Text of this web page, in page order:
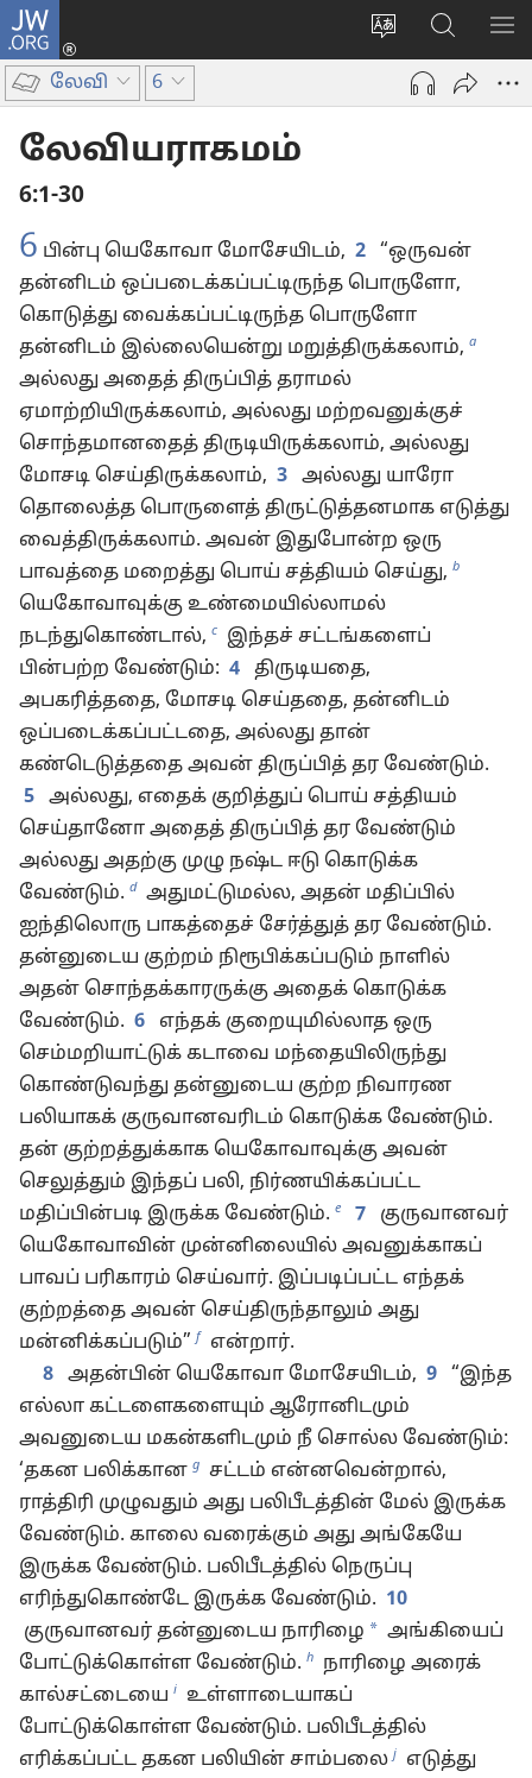
JW.ORG
மொழியை
மாற்றவும்
உள்நுழைக
window)
JW.ORG-
ல்
தேடவும்
லேவி 6
லேவியராகமம்
6:1-30
6 பின்பு யெகோவா மோசேயிடம், 2 “ஒருவன்
தன்னிடம் ஒப்படைக்கப்பட்டிருந்த பொருளோ,
கொடுத்து வைக்கப்பட்டிருந்த பொருளோ
தன்னிடம் இல்லையென்று மறுத்திருக்கலாம், a
அல்லது அதைத் திருப்பித் தராமல்
ஏமாற்றியிருக்கலாம், அல்லது மற்றவனுக்குச்
சொந்தமானதைத் திருடியிருக்கலாம், அல்லது
மோசடி செய்திருக்கலாம், 3 அல்லது யாரோ
தொலைத்த பொருளைத் திருட்டுத்தனமாக எடுத்து
வைத்திருக்கலாம். அவன் இதுபோன்ற ஒரு
பாவத்தை மறைத்து பொய் சத்தியம் செய்து, b
யெகோவாவுக்கு உண்மையில்லாமல்
நடந்துகொண்டால், c
இந்தச் சட்டங்களைப்
பின்பற்ற வேண்டும்: 4 திருடியதை,
அபகரித்ததை, மோசடி செய்ததை, தன்னிடம்
ஒப்படைக்கப்பட்டதை, அல்லது தான்
கண்டெடுத்ததை அவன் திருப்பித் தர வேண்டும்.
5 அல்லது, எதைக் குறித்துப் பொய் சத்தியம்
செய்தானோ அதைத் திருப்பித் தர வேண்டும்
அல்லது அதற்கு முழு நஷ்ட ஈடு கொடுக்க
வேண்டும். d அதுமட்டுமல்ல, அதன் மதிப்பில்
ஐந்திலொரு பாகத்தைச் சேர்த்துத் தர வேண்டும்.
தன்னுடைய குற்றம் நிரூபிக்கப்படும் நாளில்
அதன் சொந்தக்காரருக்கு அதைக் கொடுக்க
வேண்டும். 6
எந்தக் குறையுமில்லாத ஒரு
செம்மறியாட்டுக் கடாவை மந்தையிலிருந்து
கொண்டுவந்து தன்னுடைய குற்ற நிவாரண
பலியாகக் குருவானவரிடம் கொடுக்க வேண்டும்.
தன் குற்றத்துக்காக யெகோவாவுக்கு அவன்
செலுத்தும் இந்தப் பலி, நிர்ணயிக்கப்பட்ட
மதிப்பின்படி இருக்க வேண்டும். e 7
குருவானவர்
யெகோவாவின் முன்னிலையில் அவனுக்காகப்
பாவப் பரிகாரம் செய்வார். இப்படிப்பட்ட எந்தக்
குற்றத்தை அவன் செய்திருந்தாலும் அது
மன்னிக்கப்படும்” f
என்றார்.
8 அதன்பின் யெகோவா மோசேயிடம், 9 “இந்த
எல்லா கட்டளைகளையும் ஆரோனிடமும்
அவனுடைய மகன்களிடமும் நீ சொல்ல வேண்டும்:
‘தகன பலிக்கான g சட்டம் என்னவென்றால்,
ராத்திரி முழுவதும் அது பலிபீடத்தின் மேல் இருக்க
வேண்டும். காலை வரைக்கும் அது அங்கேயே
இருக்க வேண்டும். பலிபீடத்தில் நெருப்பு
எரிந்துகொண்டே இருக்க வேண்டும். 10
குருவானவர் தன்னுடைய நாரிழை * அங்கியைப்
போட்டுக்கொள்ள வேண்டும். h
நாரிழை அரைக்
கால்சட்டையை i
உள்ளாடையாகப்
போட்டுக்கொள்ள வேண்டும். பலிபீடத்தில்
எரிக்கப்பட்ட தகன பலியின் சாம்பலை j
எடுத்து